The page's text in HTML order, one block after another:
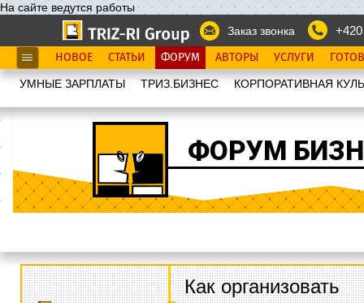
На сайте ведутся работы
Заказ звонка
НОВОЕ СТАТЬИ ФОРУМ АВТОРЫ УСЛУГИ
УМНЫЕ ЗАРПЛАТЫ ТРИЗ.БИЗНЕС КОРПОРАТИВНАЯ
ФОРУМ
Как организовать